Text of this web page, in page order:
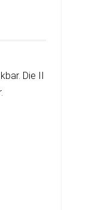
Die II